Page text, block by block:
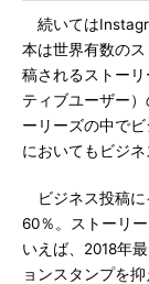
続いては
本は世界有数の
稿されるストー
ティブユーザー
ーリーズの中で
においてもビジ
ビジネス投稿に
60％。ストーリ
いえば、2018年
ョンスタンプを